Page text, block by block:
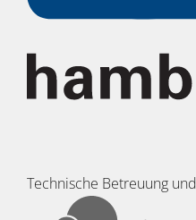
Technische Betreuung